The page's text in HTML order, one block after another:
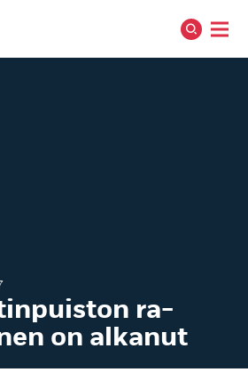
ra­
on al­ka­nut